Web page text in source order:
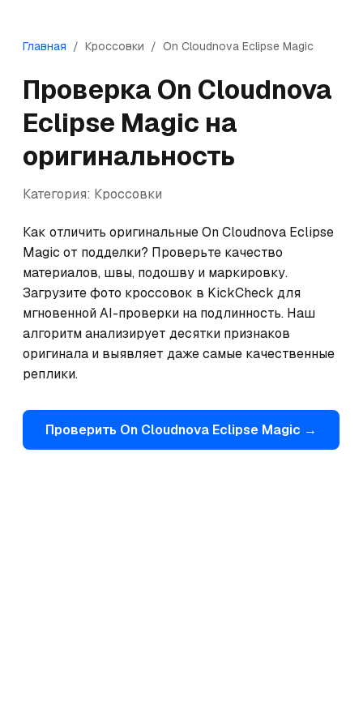
Главная / Кроссовки / On Cloudnova Eclipse Magic
Проверка On Cloudnova
Eclipse Magic на
оригинальность
Категория: Кроссовки
Как отличить оригинальные On Cloudnova Eclipse
Magic от подделки? Проверьте качество
материалов, швы, подошву и маркировку.
Загрузите фото кроссовок в KickCheck для
мгновенной AI-проверки на подлинность. Наш
алгоритм анализирует десятки признаков
оригинала и выявляет даже самые качественные
реплики.
Проверить On Cloudnova Eclipse Magic →